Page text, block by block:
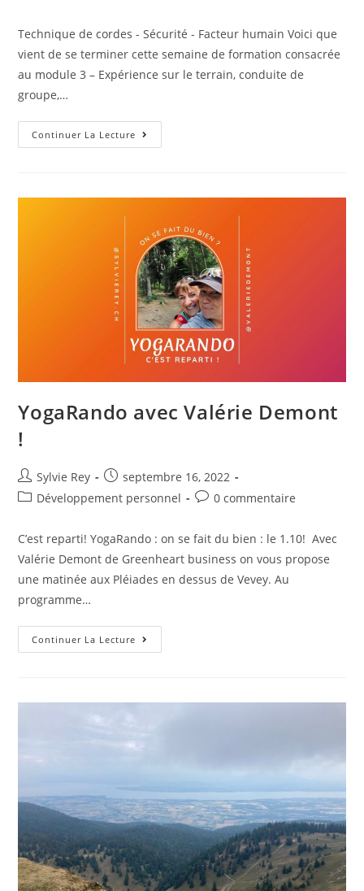
Technique de cordes - Sécurité - Facteur humain Voici que
vient de se terminer cette semaine de formation consacrée
au module 3 – Expérience sur le terrain, conduite de
groupe,…
Continuer La Lecture
YogaRando avec Valérie Demont
!
Sylvie Rey
septembre 16, 2022
Développement personnel
0 commentaire
C’est reparti! YogaRando : on se fait du bien : le 1.10! Avec
Valérie Demont de Greenheart business on vous propose
une matinée aux Pléiades en dessus de Vevey. Au
programme…
Continuer La Lecture